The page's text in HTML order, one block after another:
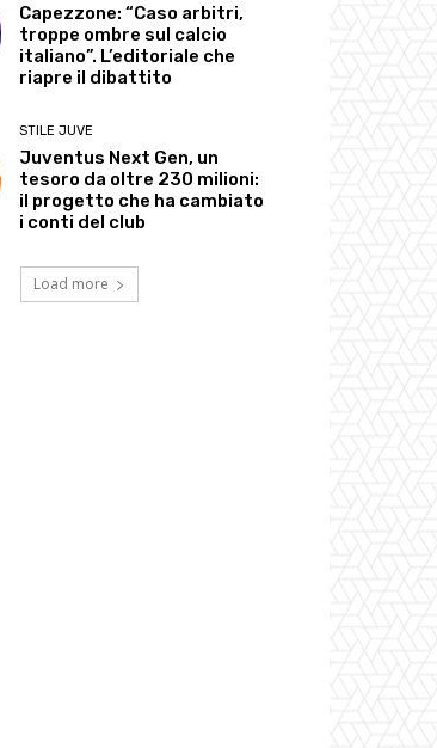
Capezzone: “Caso arbitri,
troppe ombre sul calcio
italiano”. L’editoriale che
riapre il dibattito
STILE JUVE
Juventus Next Gen, un
tesoro da oltre 230 milioni:
il progetto che ha cambiato
i conti del club
Load more